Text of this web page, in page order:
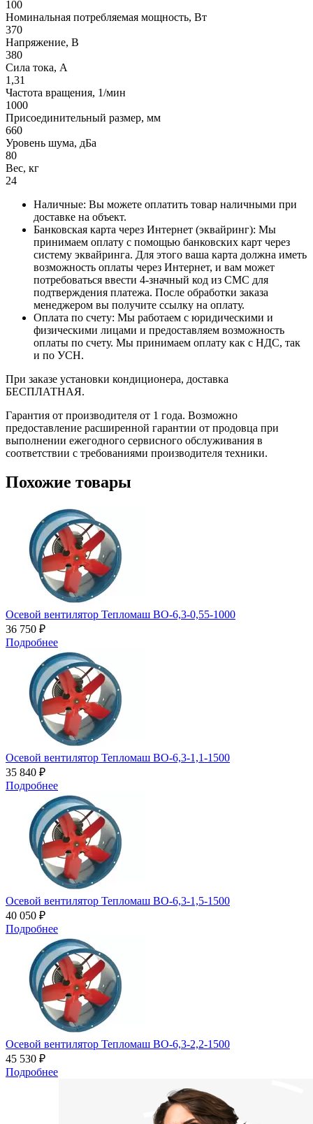
100
Номинальная потребляемая мощность, Вт
370
Напряжение, В
380
Сила тока, А
1,31
Частота вращения, 1/мин
1000
Присоединительный размер, мм
660
Уровень шума, дБа
80
Вес, кг
24
Наличные: Вы можете оплатить товар наличными при
доставке на объект.
Банковская карта через Интернет (эквайринг): Мы
принимаем оплату с помощью банковских карт через
систему эквайринга. Для этого ваша карта должна иметь
возможность оплаты через Интернет, и вам может
потребоваться ввести 4-значный код из СМС для
подтверждения платежа. После обработки заказа
менеджером вы получите ссылку на оплату.
Оплата по счету: Мы работаем с юридическими и
физическими лицами и предоставляем возможность
оплаты по счету. Мы принимаем оплату как с НДС, так
и по УСН.
При заказе установки кондиционера, доставка
БЕСПЛАТНАЯ.
Гарантия от производителя от 1 года. Возможно
предоставление расширенной гарантии от продовца при
выполнении ежегодного сервисного обслуживания в
соответствии с требованиями производителя техники.
Похожие товары
Осевой вентилятор Тепломаш ВО-6,3-0,55-1000
36 750 ₽
Подробнее
Осевой вентилятор Тепломаш ВО-6,3-1,1-1500
35 840 ₽
Подробнее
Осевой вентилятор Тепломаш ВО-6,3-1,5-1500
40 050 ₽
Подробнее
Осевой вентилятор Тепломаш ВО-6,3-2,2-1500
45 530 ₽
Подробнее